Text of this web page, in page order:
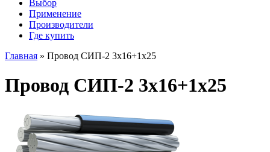
Выбор
Применение
Производители
Где купить
Главная » Провод СИП-2 3х16+1х25
Провод СИП-2 3х16+1х25